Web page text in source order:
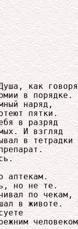
как
в порядке.
наряд,
пятки.
в разряд
И взгляд
в тетрадки
аптекам.
но не те.
по чекам,
в животе.